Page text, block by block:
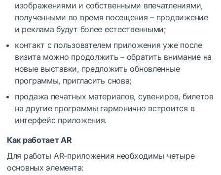
изображениями и собственными впечатлениями,
полученными во время посещения – продвижение
и реклама будут более естественными;
контакт с пользователем приложения уже после
визита можно продолжить – обратить внимание на
новые выставки, предложить обновленные
программы, пригласить снова;
продажа печатных материалов, сувениров, билетов
на другие программы гармонично встроится в
интерфейс приложения.
Как работает AR
Для работы AR-приложения необходимы четыре
основных элемента: